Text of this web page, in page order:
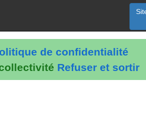
de confidentialité
Refuser et sortir